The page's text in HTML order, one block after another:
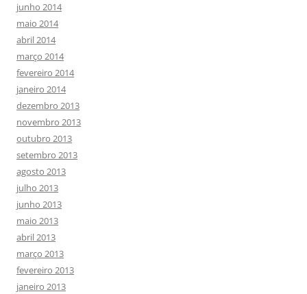
junho 2014
maio 2014
abril 2014
março 2014
fevereiro 2014
janeiro 2014
dezembro 2013
novembro 2013
outubro 2013
setembro 2013
agosto 2013
julho 2013
junho 2013
maio 2013
abril 2013
março 2013
fevereiro 2013
janeiro 2013